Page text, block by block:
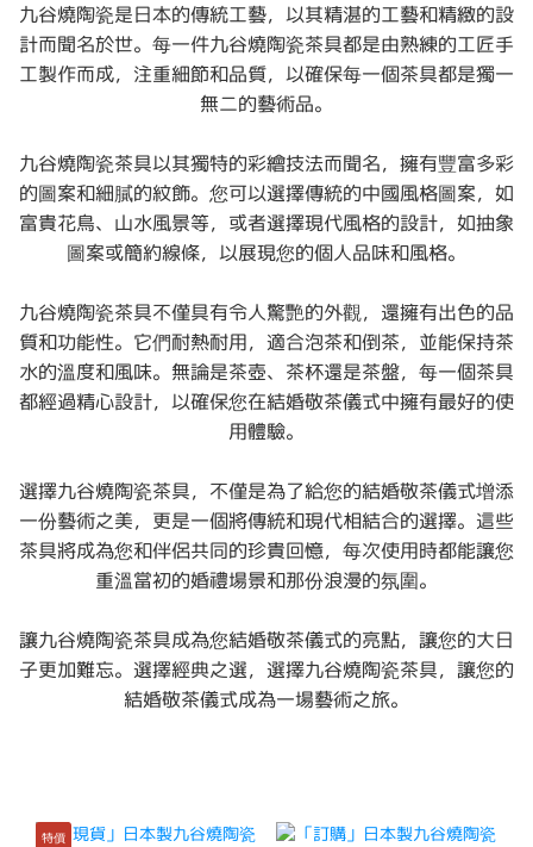
九谷燒陶瓷是日本的傳統工藝，以其精湛的工藝和精緻的設
計而聞名於世。每一件九谷燒陶瓷茶具都是由熟練的工匠手
工製作而成，注重細節和品質，以確保每一個茶具都是獨一
無二的藝術品。
九谷燒陶瓷茶具以其獨特的彩繪技法而聞名，擁有豐富多彩
的圖案和細膩的紋飾。您可以選擇傳統的中國風格圖案，如
富貴花鳥、山水風景等，或者選擇現代風格的設計，如抽象
圖案或簡約線條，以展現您的個人品味和風格。
九谷燒陶瓷茶具不僅具有令人驚艷的外觀，還擁有出色的品
質和功能性。它們耐熱耐用，適合泡茶和倒茶，並能保持茶
水的溫度和風味。無論是茶壺、茶杯還是茶盤，每一個茶具
都經過精心設計，以確保您在結婚敬茶儀式中擁有最好的使
用體驗。
選擇九谷燒陶瓷茶具，不僅是為了給您的結婚敬茶儀式增添
一份藝術之美，更是一個將傳統和現代相結合的選擇。這些
茶具將成為您和伴侶共同的珍貴回憶，每次使用時都能讓您
重溫當初的婚禮場景和那份浪漫的氛圍。
讓九谷燒陶瓷茶具成為您結婚敬茶儀式的亮點，讓您的大日
子更加難忘。選擇經典之選，選擇九谷燒陶瓷茶具，讓您的
結婚敬茶儀式成為一場藝術之旅。
特價